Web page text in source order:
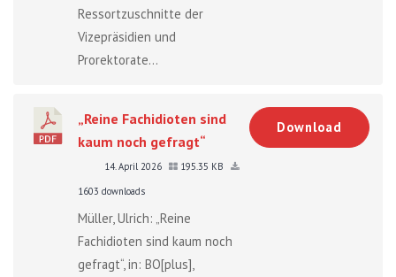
Ressortzuschnitte der
Vizepräsidien und
Prorektorate...
„Reine Fachidioten sind
kaum noch gefragt“
14. April 2026
195.35 KB
1603 downloads
Müller, Ulrich: „Reine
Fachidioten sind kaum noch
gefragt“, in: BO[plus],
Download